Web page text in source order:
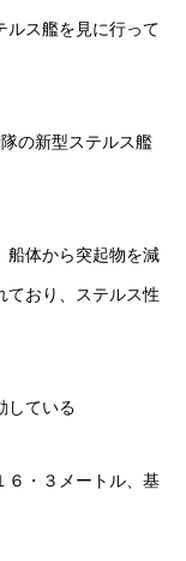
ルス艦を見に行って
の新型ステルス艦
船体から突起物を減
ており、ステルス性
している
６・３メートル、基